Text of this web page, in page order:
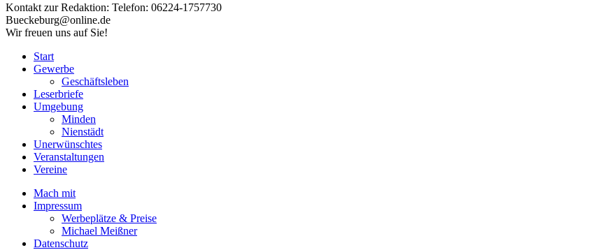
Kontakt zur Redaktion: Telefon: 06224-1757730
Bueckeburg@online.de
Wir freuen uns auf Sie!
Start
Gewerbe
Geschäftsleben
Leserbriefe
Umgebung
Minden
Nienstädt
Unerwünschtes
Veranstaltungen
Vereine
Mach mit
Impressum
Werbeplätze & Preise
Michael Meißner
Datenschutz